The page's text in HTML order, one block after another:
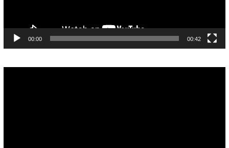
00:00 00:42